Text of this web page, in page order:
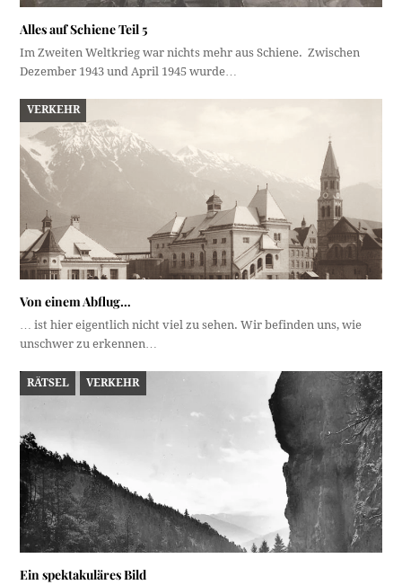
Alles auf Schiene Teil 5
Im Zweiten Weltkrieg war nichts mehr aus Schiene. Zwischen
Dezember 1943 und April 1945 wurde…
VERKEHR
Von einem Abflug…
… ist hier eigentlich nicht viel zu sehen. Wir befinden uns, wie
unschwer zu erkennen…
RÄTSEL VERKEHR
Ein spektakuläres Bild